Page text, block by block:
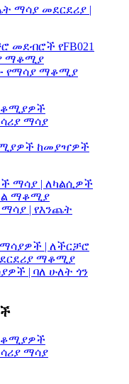
ማሳያ መደርደሪያ |
የማሳያ ማቆሚያ
ከመያዣዎች
ማሳያ | የእንጨት
| ባለ ሁለት ጎን